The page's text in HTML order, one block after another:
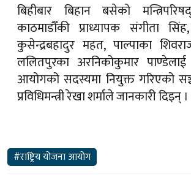
बिहीबार बिहान बसेको
काठमाडौँकी प्राध्यापक संगीता
कुसेन्द्रबहादुर महत, पाल्पाका
ललितपुरका अरनिकोकुमार पाण्डेलाई
आयोगको सदस्यमा नियुक्त गरिएको
प्रविधिमन्त्री रेखा शर्माले जानकारी दिइन् ।
#राष्ट्रिय योजना आयोग